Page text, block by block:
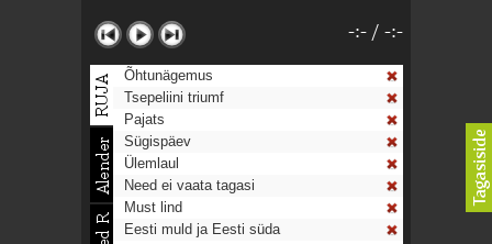
-:- / -:-
Õhtunägemus
Tsepeliini triumf
Pajats
Sügispäev
Ülemlaul
Need ei vaata tagasi
Must lind
Eesti muld ja Eesti süda